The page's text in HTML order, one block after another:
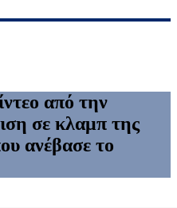
από την
σε κλαμπ της
ανέβασε το